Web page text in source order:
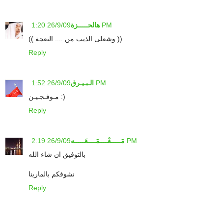
هالحـــــزة 26/9/09 1:20 PM
(( وشعلى الذيب من .... النعجة ))
Reply
الـبـيـرق 26/9/09 1:52 PM
مـوفـجـيـن :)
Reply
مَـــــعْــــمَــــعَـــــه 26/9/09 2:19 PM
بالتوفيق ان شاء الله
نشوفكم بالمارينا
Reply